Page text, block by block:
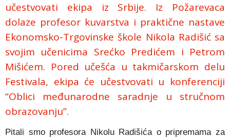
učestvovati ekipa iz Srbije. Iz Požarevaca
dolaze profesor kuvarstva i praktične nastave
Ekonomsko-Trgovinske škole Nikola Radišić sa
svojim učenicima Srećko Predićem i Petrom
Mišićem. Pored učešća u takmičarskom delu
Festivala, ekipa će učestvovati u konferenciji
“Oblici međunarodne saradnje u stručnom
obrazovanju”.
Pitali smo profesora Nikolu Radišića o pripremama za